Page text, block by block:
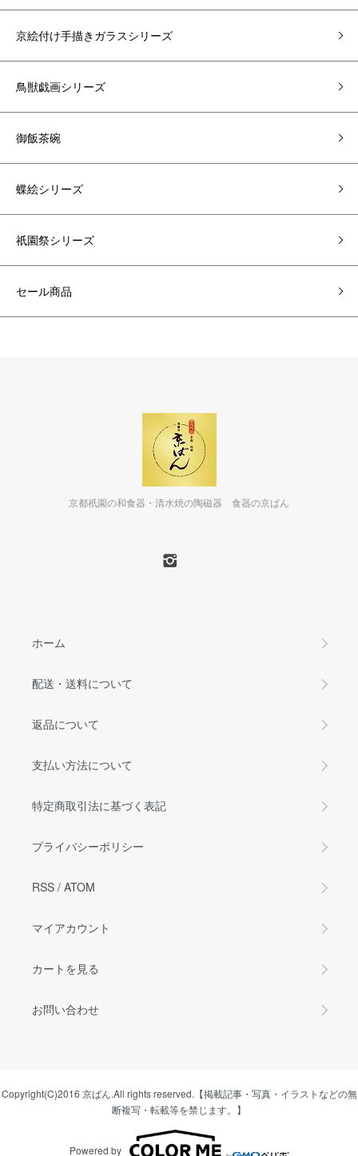
京絵付け手描きガラスシリーズ
鳥獣戯画シリーズ
御飯茶碗
蝶絵シリーズ
祇園祭シリーズ
セール商品
京都祇園の和食器・清水焼の陶磁器 食器の京ばん
ホーム
配送・送料について
返品について
支払い方法について
特定商取引法に基づく表記
プライバシーポリシー
RSS / ATOM
マイアカウント
カートを見る
お問い合わせ
Copyright(C)2016 京ばん.All rights reserved.【掲載記事・写真・イラストなどの無
断複写・転載等を禁じます。】
Powered by